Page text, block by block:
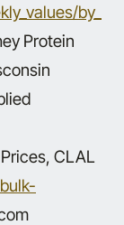
by_
Protein
CLAL